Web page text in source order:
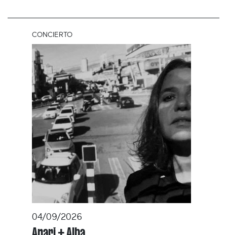
CONCIERTO
04/09/2026